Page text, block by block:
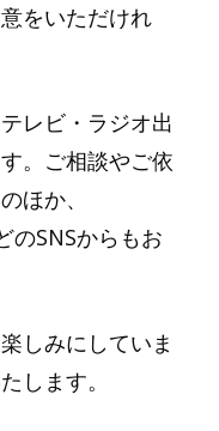
をいただけれ
レビ・ラジオ出
。ご相談やご依
ほか、
のSNSからもお
しみにしていま
します。